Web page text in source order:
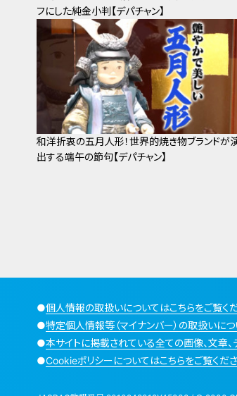
フにした純金小判【デパチャン】
和洋折衷の五月人形！世界的焼き物ブランドが
出する端午の節句【デパチャン】
●個人情報の取扱いについてはこちらをご覧くだ
●特定個人情報等（マイナンバー）の取扱いにつ
●本サイトに掲載されている全ての画像、文章、
●Cookieポリシーについてはこちらをご覧くださ